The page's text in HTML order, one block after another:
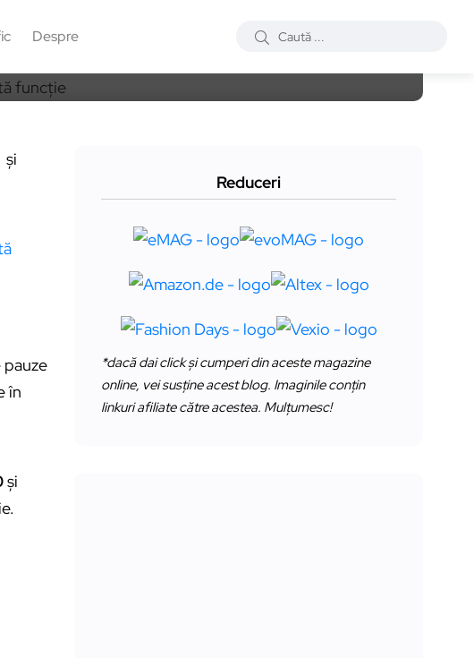
Despre
și
în
și
Reduceri
*dacă dai click și cumperi din aceste magazine
online, vei susține acest blog. Imaginile conțin
linkuri afiliate către acestea. Mulțumesc!